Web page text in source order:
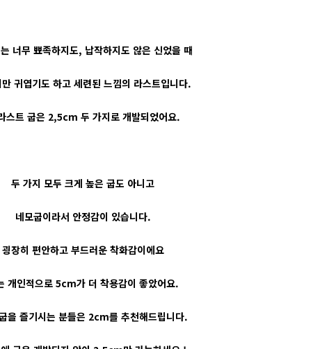
너무 뾰족하지도, 납작하지도 않은 신었을 때
귀엽기도 하고 세련된 느낌의 라스트입니다.
스트 굽은 2,5cm 두 가지로 개발되었어요.
두 가지 모두 크게 높은 굽도 아니고
네모굽이라서 안정감이 있습니다.
굉장히 편안하고 부드러운 착화감이에요
개인적으로 5cm가 더 착용감이 좋았어요.
을 즐기시는 분들은 2cm를 추천해드립니다.